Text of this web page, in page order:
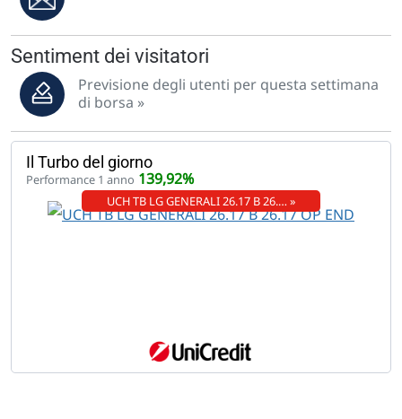
Sentiment dei visitatori
Previsione degli utenti per questa settimana
di borsa »
Il Turbo del giorno
Performance 1 anno 139,92%
UCH TB LG GENERALI 26.17 B 26.… »